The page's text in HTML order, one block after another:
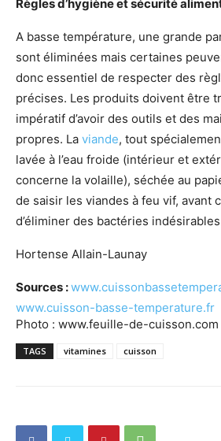
Règles d’hygiène et sécurité
A basse température, une grande
sont éliminées mais certaines
donc essentiel de respecter des
précises. Les produits doivent être
impératif d’avoir des outils et des
propres. La viande, tout
lavée à l’eau froide (intérieur et
concerne la volaille), séchée au
de saisir les viandes à feu vif, avant
d’éliminer des bactéries
Hortense Allain-Launay
Sources :
www.cuisson-basse-temperature.fr
Photo : www.feuille-de-cuisson.com
TAGS vitamines cuisson